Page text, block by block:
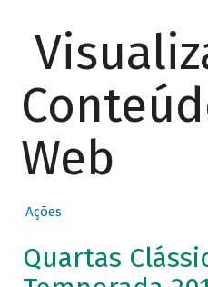
Web
Ações
Quartas